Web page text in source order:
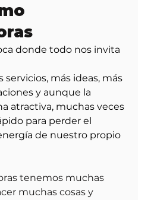
donde todo nos invita
servicios, más ideas, más
y aunque la
atractiva, muchas veces
para perder el
de nuestro propio
tenemos muchas
muchas cosas y